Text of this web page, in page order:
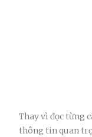
Thay vì đọc từng
thông tin quan